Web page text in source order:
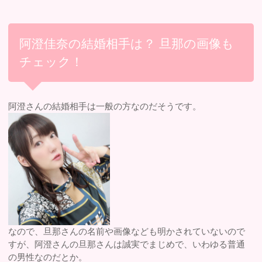
阿澄佳奈の結婚相手は？ 旦那の画像も
チェック！
阿澄さんの結婚相手は一般の方なのだそうです。
なので、旦那さんの名前や画像なども明かされていないので
すが、阿澄さんの旦那さんは誠実でまじめで、いわゆる普通
の男性なのだとか。